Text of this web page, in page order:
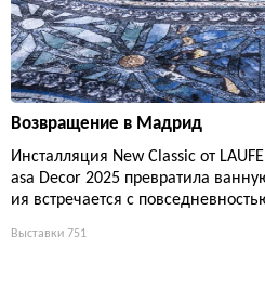
Возвращение в Мадрид
Инсталляция New Classic от
asa Decor 2025 превратила
ия встречается с
Выставки 751